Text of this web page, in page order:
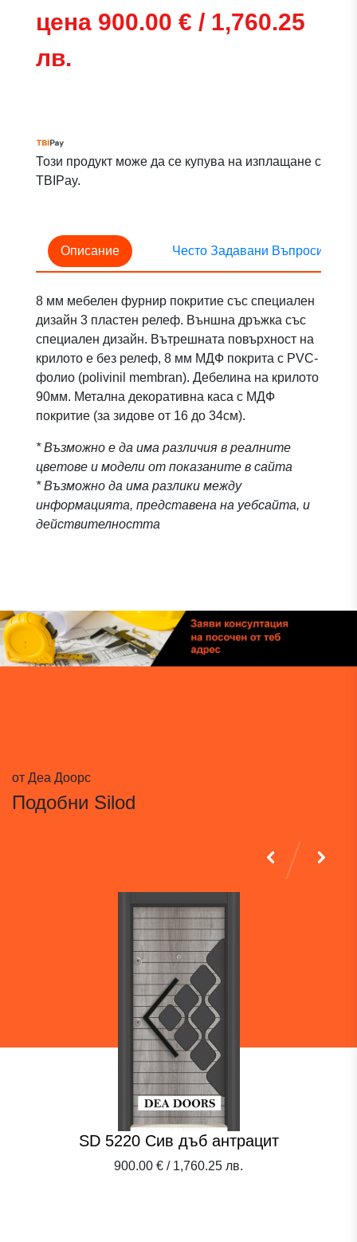
цена 900.00 € / 1,760.25
лв.
Този продукт може да се купува на изплащане с
TBIPay.
Описание Често Задавани Въпроси
8 мм мебелен фурнир покритие със специален
дизайн 3 пластен релеф. Външна дръжка със
специален дизайн. Вътрешната повърхност на
крилото е без релеф, 8 мм МДФ покрита с PVC-
фолио (polivinil membran). Дебелина на крилото
90мм. Метална декоративна каса с МДФ
покритие (за зидове от 16 до 34см).
* Възможно е да има различия в реалните
цветове и модели от показаните в сайта
* Възможно да има разлики между
информацията, представена на уебсайта, и
действителността
от Деа Доорс
Подобни Silod
SD 5220 Сив дъб антрацит
900.00 € / 1,760.25 лв.